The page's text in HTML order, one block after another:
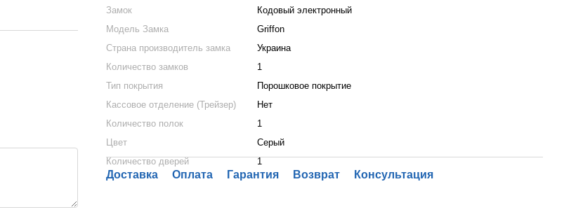
Замок
Кодовый электронный
Модель Замка
Griffon
Страна производитель замка
Украина
Количество замков
1
Тип покрытия
Порошковое покрытие
Кассовое отделение (Трейзер)
Нет
Количество полок
1
Цвет
Серый
Количество дверей
1
Доставка Оплата Гарантия Возврат Консультация